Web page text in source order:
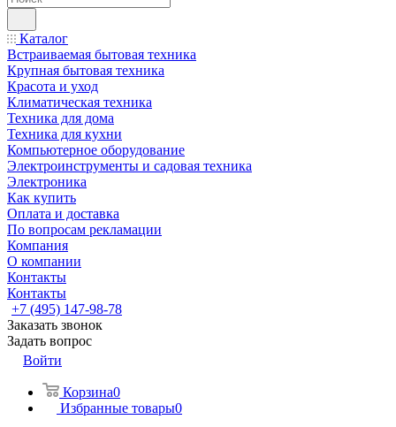
Каталог
Встраиваемая бытовая техника
Крупная бытовая техника
Красота и уход
Климатическая техника
Техника для дома
Техника для кухни
Компьютерное оборудование
Электроинструменты и садовая техника
Электроника
Как купить
Оплата и доставка
По вопросам рекламации
Компания
О компании
Контакты
Контакты
+7 (495) 147-98-78
Заказать звонок
Задать вопрос
Войти
Корзина0
Избранные товары0